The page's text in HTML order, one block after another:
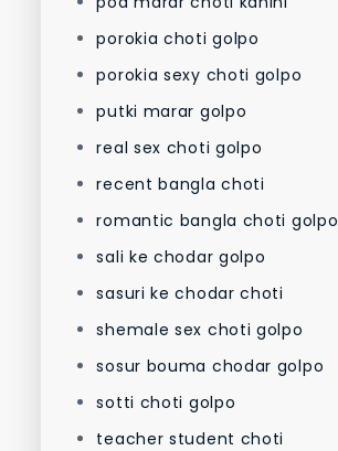
porokia choti golpo
porokia sexy choti golpo
putki marar golpo
real sex choti golpo
recent bangla choti
romantic bangla choti golpo
sali ke chodar golpo
sasuri ke chodar choti
shemale sex choti golpo
sosur bouma chodar golpo
sotti choti golpo
teacher student choti